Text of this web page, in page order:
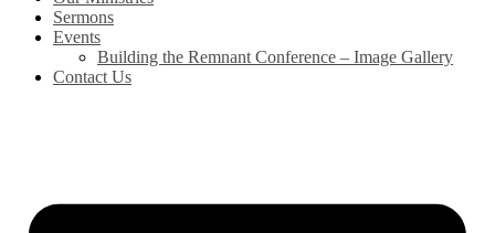
Sermons
Events
Building the Remnant Conference – Image Gallery
Contact Us